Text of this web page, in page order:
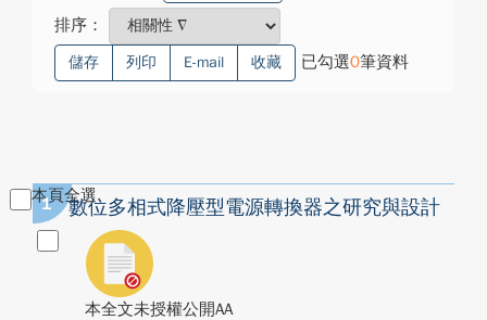
排序：
儲存 列印 E-mail 收藏 已勾選0筆資料
本頁全選
1 數位多相式降壓型電源轉換器之研究與設計
本全文未授權公開AA